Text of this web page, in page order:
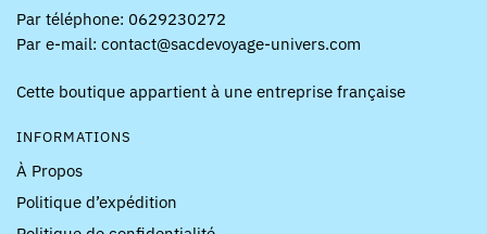
Par téléphone: 0629230272
Par e-mail: contact@sacdevoyage-univers.com
Cette boutique appartient à une entreprise française
INFORMATIONS
À Propos
Politique d’expédition